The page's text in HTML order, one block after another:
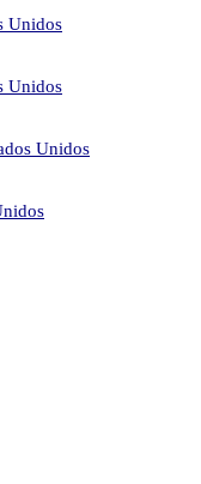
Unidos
Unidos
Unidos